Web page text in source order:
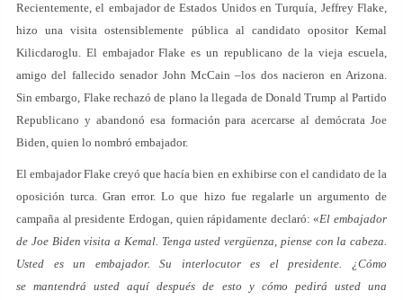
Recientemente, el embajador de Estados Unidos en Turquía, Jeffrey Flake,
hizo una visita ostensiblemente pública al candidato opositor Kemal
Kilicdaroglu. El embajador Flake es un republicano de la vieja escuela,
amigo del fallecido senador John McCain –los dos nacieron en Arizona.
Sin embargo, Flake rechazó de plano la llegada de Donald Trump al Partido
Republicano y abandonó esa formación para acercarse al demócrata Joe
Biden, quien lo nombró embajador.
El embajador Flake creyó que hacía bien en exhibirse con el candidato de la
oposición turca. Gran error. Lo que hizo fue regalarle un argumento de
campaña al presidente Erdogan, quien rápidamente declaró: «El embajador
de Joe Biden visita a Kemal. Tenga usted vergüenza, piense con la cabeza.
Usted es un embajador. Su interlocutor es el presidente. ¿Cómo
se mantendrá usted aquí después de esto y cómo pedirá usted una